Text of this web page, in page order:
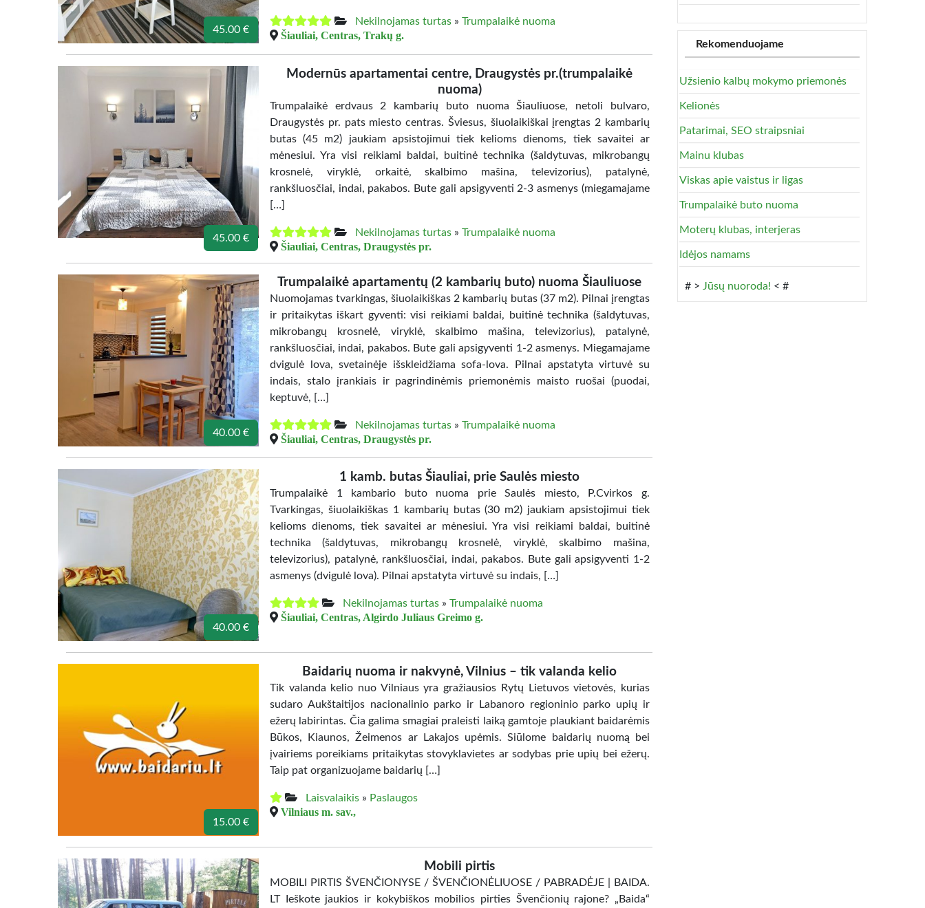
45.00 €
Nekilnojamas turtas» Trumpalaikė nuoma
Šiauliai, Centras, Trakų g.
45.00 €
Modernūs apartamentai centre, Draugystės pr.(trumpalaikė
nuoma)
Trumpalaikė erdvaus 2 kambarių buto nuoma Šiauliuose, netoli bulvaro,
Draugystės pr. pats miesto centras. Šviesus, šiuolaikiškai įrengtas 2 kambarių
butas (45 m2) jaukiam apsistojimui tiek kelioms dienoms, tiek savaitei ar
mėnesiui. Yra visi reikiami baldai, buitinė technika (šaldytuvas, mikrobangų
krosnelė, viryklė, orkaitė, skalbimo mašina, televizorius), patalynė,
rankšluosčiai, indai, pakabos. Bute gali apsigyventi 2-3 asmenys (miegamajame
[…]
Nekilnojamas turtas» Trumpalaikė nuoma
Šiauliai, Centras, Draugystės pr.
40.00 €
Trumpalaikė apartamentų (2 kambarių buto) nuoma Šiauliuose
Nuomojamas tvarkingas, šiuolaikiškas 2 kambarių butas (37 m2). Pilnai įrengtas
ir pritaikytas iškart gyventi: visi reikiami baldai, buitinė technika (šaldytuvas,
mikrobangų krosnelė, viryklė, skalbimo mašina, televizorius), patalynė,
rankšluosčiai, indai, pakabos. Bute gali apsigyventi 1-2 asmenys. Miegamajame
dvigulė lova, svetainėje išskleidžiama sofa-lova. Pilnai apstatyta virtuvė su
indais, stalo įrankiais ir pagrindinėmis priemonėmis maisto ruošai (puodai,
keptuvė, […]
Nekilnojamas turtas» Trumpalaikė nuoma
Šiauliai, Centras, Draugystės pr.
40.00 €
1 kamb. butas Šiauliai, prie Saulės miesto
Trumpalaikė 1 kambario buto nuoma prie Saulės miesto, P.Cvirkos g.
Tvarkingas, šiuolaikiškas 1 kambarių butas (30 m2) jaukiam apsistojimui tiek
kelioms dienoms, tiek savaitei ar mėnesiui. Yra visi reikiami baldai, buitinė
technika (šaldytuvas, mikrobangų krosnelė, viryklė, skalbimo mašina,
televizorius), patalynė, rankšluosčiai, indai, pakabos. Bute gali apsigyventi 1-2
asmenys (dvigulė lova). Pilnai apstatyta virtuvė su indais, […]
Nekilnojamas turtas» Trumpalaikė nuoma
Šiauliai, Centras, Algirdo Juliaus Greimo g.
15.00 €
Baidarių nuoma ir nakvynė, Vilnius – tik valanda kelio
Tik valanda kelio nuo Vilniaus yra gražiausios Rytų Lietuvos vietovės, kurias
sudaro Aukštaitijos nacionalinio parko ir Labanoro regioninio parko upių ir
ežerų labirintas. Čia galima smagiai praleisti laiką gamtoje plaukiant baidarėmis
Būkos, Kiaunos, Žeimenos ar Lakajos upėmis. Siūlome baidarių nuomą bei
įvairiems poreikiams pritaikytas stovyklavietes ar sodybas prie upių bei ežerų.
Taip pat organizuojame baidarių […]
Laisvalaikis» Paslaugos
Vilniaus m. sav.,
Mobili pirtis
MOBILI PIRTIS ŠVENČIONYSE / ŠVENČIONĖLIUOSE / PABRADĖJE | BAIDA.
LT Ieškote jaukios ir kokybiškos mobilios pirties Švenčionių rajone? „Baida“
Rekomenduojame
Užsienio kalbų mokymo priemonės
Kelionės
Patarimai, SEO straipsniai
Mainu klubas
Viskas apie vaistus ir ligas
Trumpalaikė buto nuoma
Moterų klubas, interjeras
Idėjos namams
# > Jūsų nuoroda! < #